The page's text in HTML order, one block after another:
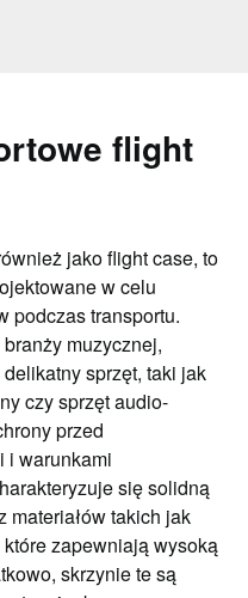
flight
jako flight case, to
w celu
podczas transportu.
muzycznej,
sprzęt, taki jak
czy sprzęt audio-
przed
i warunkami
się solidną
materiałów takich jak
zapewniają wysoką
skrzynie te są